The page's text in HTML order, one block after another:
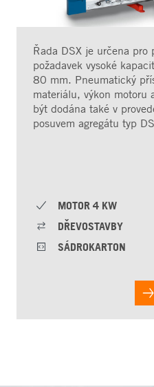
Řada DSX je určena pro
požadavek vysoké
80 mm. Pneumatický
materiálu, výkon motoru
být dodána také v
posuvem agregátu typ
MOTOR 4 KW
DŘEVOSTAVBY
SÁDROKARTON